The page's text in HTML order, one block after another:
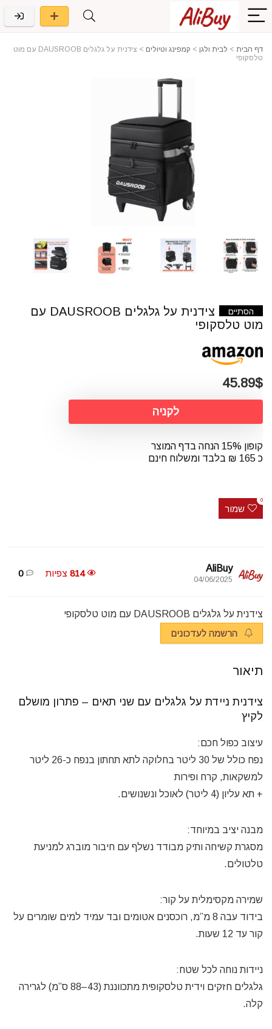
דף הבית > לבית ולגן > קמפינג וטיולים >
צידנית על גלגלים DAUSROOB עם מוט
טלסקופי
הסתיים
צידנית על גלגלים DAUSROOB עם
מוט טלסקופי
45.89$
לקניה
קופון 15% הנחה בדף המוצר
כ 165 ₪ בלבד ומשלוח חינם
שמור
0
AliBuy
04/06/2025
814 צפיות 0
צידנית על גלגלים DAUSROOB עם מוט טלסקופי
הרשמה לעדכונים
תיאור
צידנית ניידת על גלגלים עם שני תאים – פתרון מושלם
לקיץ
עיצוב כפול חכם:
נפח כולל של 30 ליטר בחלוקה לתא תחתון בנפח כ-26 ליטר
למשקאות, קרח ופירות
+ תא עליון (4 ליטר) לאוכל ונשנושים.
מבנה יציב במיוחד:
מסגרת קשיחה ותיק מבודד נשלף עם חיבור מוברג למניעת
טלטולים.
שמירה מקסימלית על קור:
בידוד עבה 8 מ”מ, רוכסנים אטומים ובד עמיד למים שומרים על
קור עד 12 שעות.
ניידות נוחה לכל שטח:
גלגלים חזקים וידית טלסקופית מתכווננת (43–88 ס”מ) לגרירה
קלה.